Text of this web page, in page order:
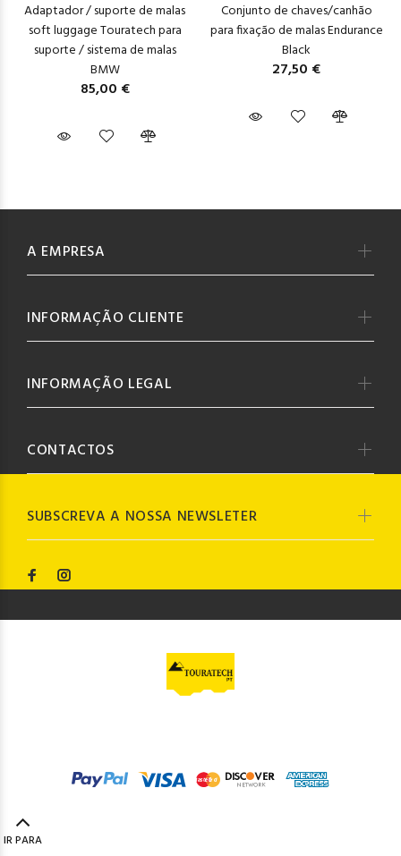
Adaptador / suporte de malas
soft luggage Touratech para
suporte / sistema de malas
BMW
85,00 €
Conjunto de chaves/canhão
para fixação de malas Endurance
Black
27,50 €
SUBSCREVA A NOSSA NEWSLETER
A EMPRESA
INFORMAÇÃO CLIENTE
INFORMAÇÃO LEGAL
CONTACTOS
IR PARA